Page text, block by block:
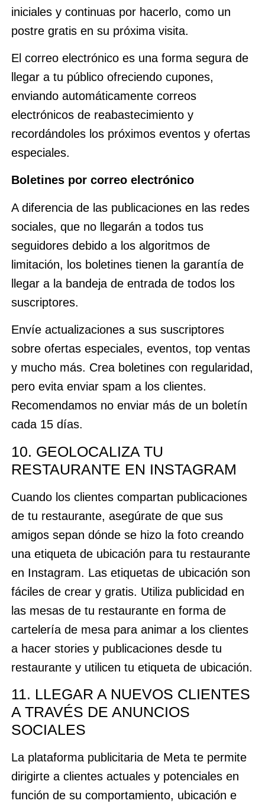
iniciales y continuas por hacerlo, como un
postre gratis en su próxima visita.
El correo electrónico es una forma segura de
llegar a tu público ofreciendo cupones,
enviando automáticamente correos
electrónicos de reabastecimiento y
recordándoles los próximos eventos y ofertas
especiales.
Boletines por correo electrónico
A diferencia de las publicaciones en las redes
sociales, que no llegarán a todos tus
seguidores debido a los algoritmos de
limitación, los boletines tienen la garantía de
llegar a la bandeja de entrada de todos los
suscriptores.
Envíe actualizaciones a sus suscriptores
sobre ofertas especiales, eventos, top ventas
y mucho más. Crea boletines con regularidad,
pero evita enviar spam a los clientes.
Recomendamos no enviar más de un boletín
cada 15 días.
10. GEOLOCALIZA TU
RESTAURANTE EN INSTAGRAM
Cuando los clientes compartan publicaciones
de tu restaurante, asegúrate de que sus
amigos sepan dónde se hizo la foto creando
una etiqueta de ubicación para tu restaurante
en Instagram. Las etiquetas de ubicación son
fáciles de crear y gratis. Utiliza publicidad en
las mesas de tu restaurante en forma de
cartelería de mesa para animar a los clientes
a hacer stories y publicaciones desde tu
restaurante y utilicen tu etiqueta de ubicación.
11. LLEGAR A NUEVOS CLIENTES
A TRAVÉS DE ANUNCIOS
SOCIALES
La plataforma publicitaria de Meta te permite
dirigirte a clientes actuales y potenciales en
función de su comportamiento, ubicación e